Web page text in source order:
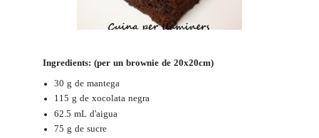
Ingredients: (per un brownie de 20x20cm)
30 g de mantega
115 g de xocolata negra
62.5 mL d'aigua
75 g de sucre